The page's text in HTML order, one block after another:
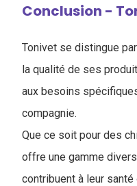
Conclusion -
Tonivet se distingue
la qualité de ses
aux besoins
compagnie.
Que ce soit pour des
offre une gamme
contribuent à leur